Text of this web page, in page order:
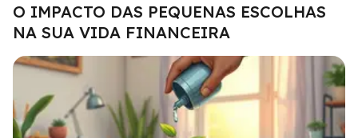
O IMPACTO DAS PEQUENAS ESCOLHAS
NA SUA VIDA FINANCEIRA